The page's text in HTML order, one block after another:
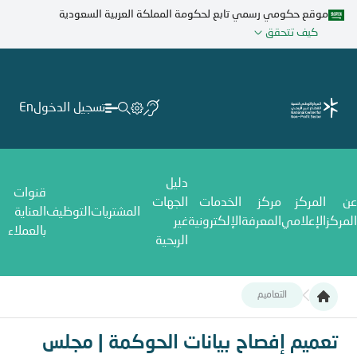
تجاوز
المحتوى
موقع حكومي رسمي تابع لحكومة المملكة العربية السعودية
كيف تتحقق
تسجيل الدخولEn
عن
المركز
المركز
الإعلامي
مركز
المعرفة
الخدمات
الإلكترونية
دليل
الجهات
غير
الربحية
المشتريات التوظيف
قنوات
العناية
بالعملاء
التعاميم
تعميم إفصاح بيانات الحوكمة | مجلس المؤسسات الأهلية
تعميم إفصاح بيانات الحوكمة | مجلس